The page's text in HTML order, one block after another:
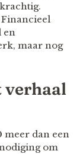
en
maar nog
verhaal
meer dan een
om